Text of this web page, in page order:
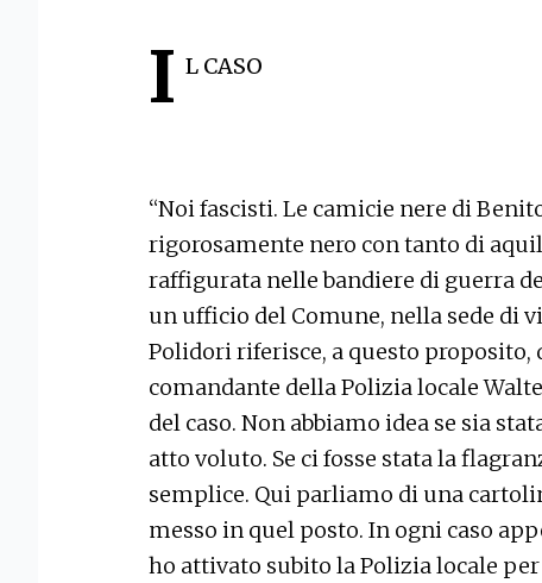
I L CASO
“Noi fascisti. Le camicie nere di
rigorosamente nero con tanto di
raffigurata nelle bandiere di guerra
un ufficio del Comune, nella sede di
Polidori riferisce, a questo
comandante della Polizia locale
del caso. Non abbiamo idea se sia
atto voluto. Se ci fosse stata la
semplice. Qui parliamo di una
messo in quel posto. In ogni caso
ho attivato subito la Polizia locale